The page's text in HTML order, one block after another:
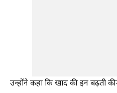
उन्होंने कहा कि खाद की इन बढ़ती